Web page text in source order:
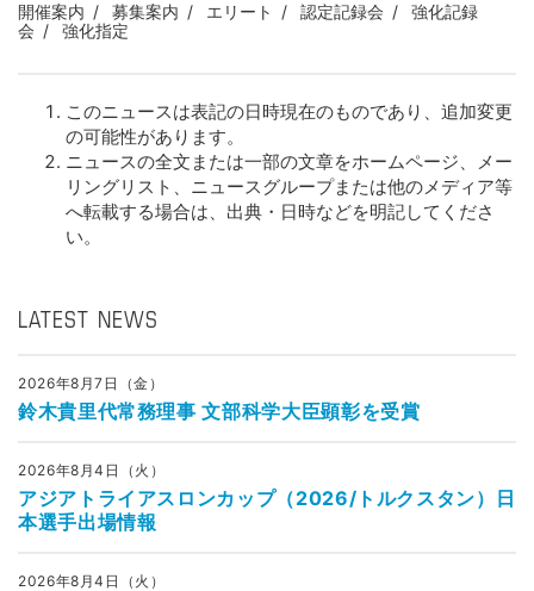
開催案内 募集案内 エリート 認定記録会
強化記録
会
強化指定
このニュースは表記の日時現在のものであり、追加変更
の可能性があります。
ニュースの全文または一部の文章をホームページ、メー
リングリスト、ニュースグループまたは他のメディア等
へ転載する場合は、出典・日時などを明記してくださ
い。
LATEST NEWS
2026年8月7日（金）
鈴木貴里代常務理事 文部科学大臣顕彰を受賞
2026年8月4日（火）
アジアトライアスロンカップ（2026/トルクスタン）日
本選手出場情報
2026年8月4日（火）